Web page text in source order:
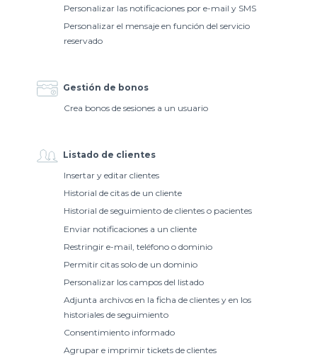
Personalizar las notificaciones por e-mail y SMS
Personalizar el mensaje en función del servicio
reservado
Gestión de bonos
Crea bonos de sesiones a un usuario
Listado de clientes
Insertar y editar clientes
Historial de citas de un cliente
Historial de seguimiento de clientes o pacientes
Enviar notificaciones a un cliente
Restringir e-mail, teléfono o dominio
Permitir citas solo de un dominio
Personalizar los campos del listado
Adjunta archivos en la ficha de clientes y en los
historiales de seguimiento
Consentimiento informado
Agrupar e imprimir tickets de clientes